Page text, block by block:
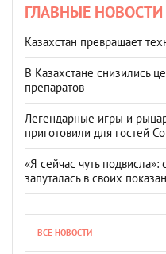
ГЛАВНЫЕ НОВОСТИ
Казахстан превращает
В Казахстане снизились
препаратов
Легендарные игры и
приготовили для гостей
«Я сейчас чуть
запуталась в своих
ВСЕ НОВОСТИ